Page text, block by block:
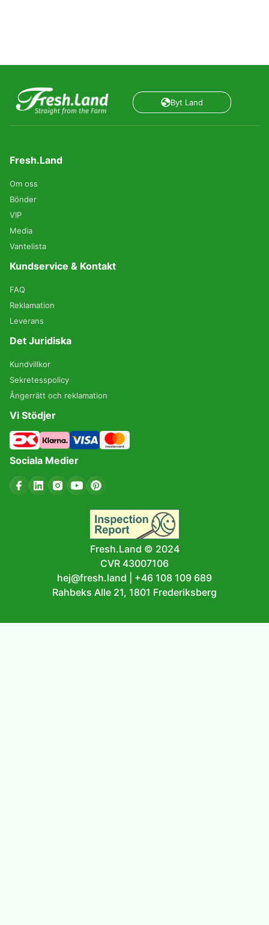
Byt Land
Fresh.Land
Om oss
Bönder
VIP
Media
Vantelista
Kundservice & Kontakt
FAQ
Reklamation
Leverans
Det Juridiska
Kundvillkor
Sekretesspolicy
Ångerrätt och reklamation
Vi Stödjer
Sociala Medier
Fresh.Land © 2024
CVR 43007106
hej@fresh.land
+46 108 109 689
Rahbeks Alle 21, 1801 Frederiksberg